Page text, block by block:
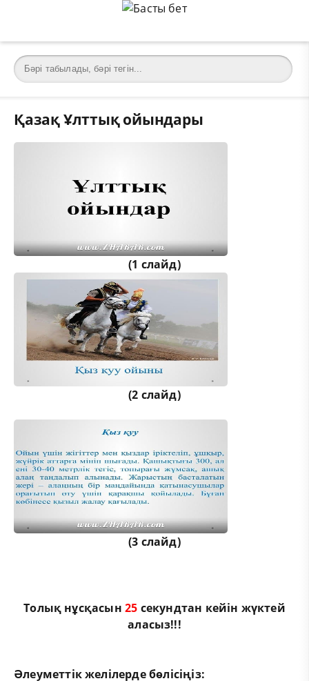
Қазақ Ұлттық ойындары
(1 слайд)
(2 слайд)
(3 слайд)
Толық нұсқасын25 секундтан кейін жүктей
аласыз!!!
Әлеуметтік желілерде бөлісіңіз: